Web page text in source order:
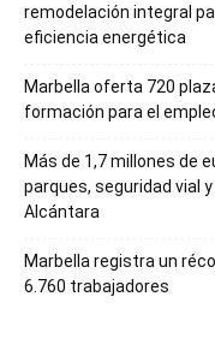
remodelación integral
eficiencia energética
Marbella oferta 720
formación para el
Más de 1,7 millones de
parques, seguridad vial
Alcántara
Marbella registra un
6.760 trabajadores